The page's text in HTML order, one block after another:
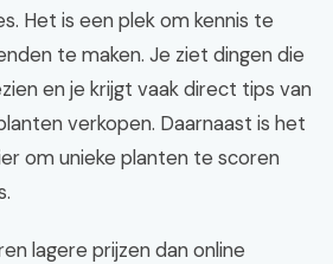
Het is een plek om kennis te
te maken. Je ziet dingen die
en je krijgt vaak direct tips van
verkopen. Daarnaast is het
om unieke planten te scoren
lagere prijzen dan online